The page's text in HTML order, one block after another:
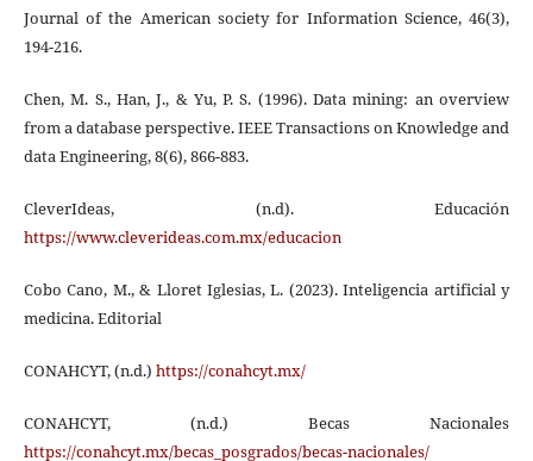
Journal of the American society for Information Science, 46(3),
194-216.
Chen, M. S., Han, J., & Yu, P. S. (1996). Data mining: an overview
from a database perspective. IEEE Transactions on Knowledge and
data Engineering, 8(6), 866-883.
CleverIdeas, (n.d). Educación
https://www.cleverideas.com.mx/educacion
Cobo Cano, M., & Lloret Iglesias, L. (2023). Inteligencia artificial y
medicina. Editorial
CONAHCYT, (n.d.) https://conahcyt.mx/
CONAHCYT, (n.d.) Becas Nacionales
https://conahcyt.mx/becas_posgrados/becas-nacionales/